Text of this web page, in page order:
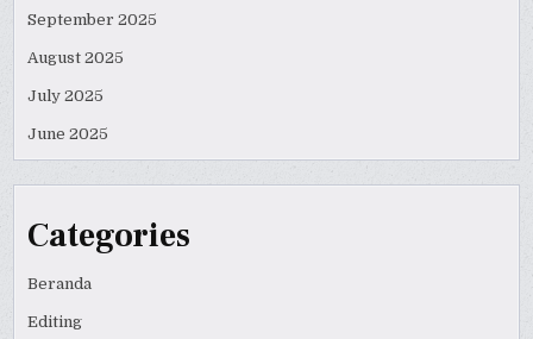
September 2025
August 2025
July 2025
June 2025
Categories
Beranda
Editing